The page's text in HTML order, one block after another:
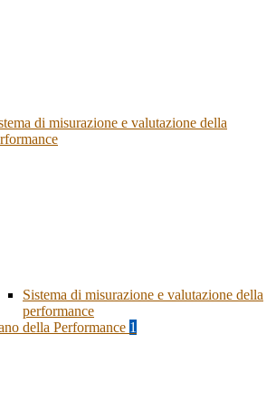
di misurazione e valutazione della
Sistema di misurazione e valutazione della
performance
della Performance 1